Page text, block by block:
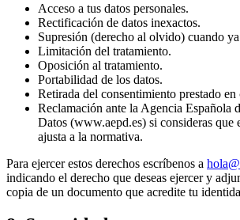
Acceso a tus datos personales.
Rectificación de datos inexactos.
Supresión (derecho al olvido) cuando
Limitación del tratamiento.
Oposición al tratamiento.
Portabilidad de los datos.
Retirada del consentimiento prestado
Reclamación ante la Agencia Española
Datos (www.aepd.es) si consideras que
ajusta a la normativa.
Para ejercer estos derechos escríbenos a
indicando el derecho que deseas ejercer y
copia de un documento que acredite tu